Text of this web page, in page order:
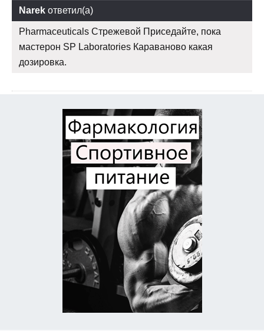
Narek ответил(а)
Pharmaceuticals Стрежевой Приседайте, пока
мастерон SP Laboratories Караваново какая
дозировка.